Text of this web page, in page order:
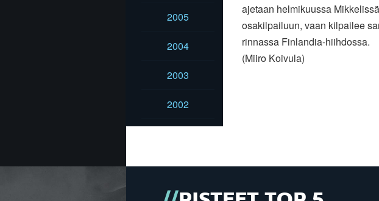
2005
2004
2003
2002
ajetaan helmikuussa
osakilpailuun, vaan kilpailee
rinnassa Finlandia-hiihdossa.
(Miiro Koivula)